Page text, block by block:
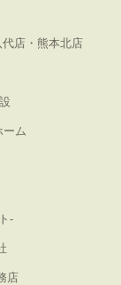
店・熊本北店
ーム
-
店